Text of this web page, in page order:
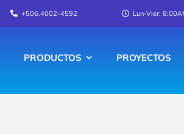
+506.4002-4592 Lun-Vier:
PRODUCTOS PROYECTOS